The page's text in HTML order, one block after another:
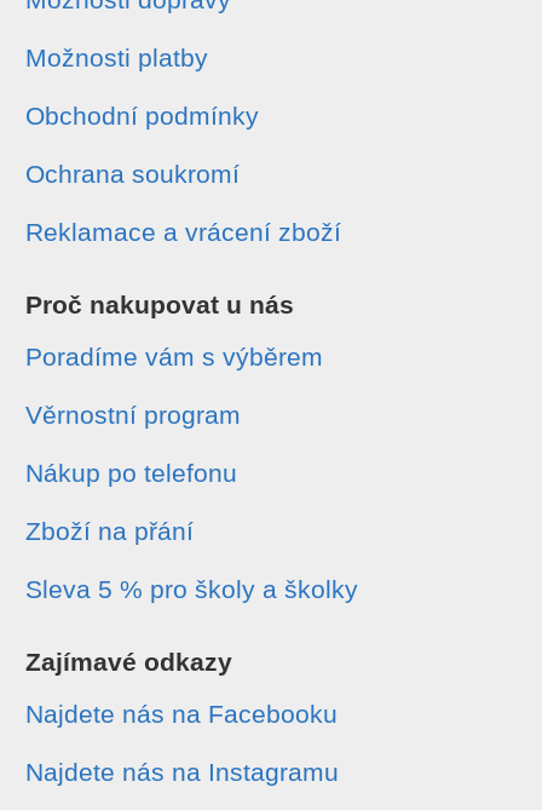
Možnosti platby
Obchodní podmínky
Ochrana soukromí
Reklamace a vrácení zboží
Proč nakupovat u nás
Poradíme vám s výběrem
Věrnostní program
Nákup po telefonu
Zboží na přání
Sleva 5 % pro školy a školky
Zajímavé odkazy
Najdete nás na Facebooku
Najdete nás na Instagramu